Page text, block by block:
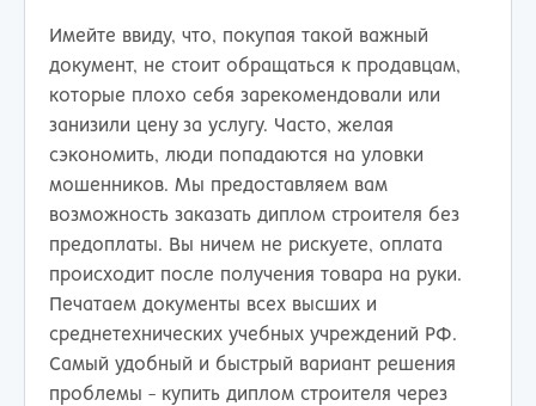
Имейте ввиду, что, покупая такой важный
документ, не стоит обращаться к продавцам,
которые плохо себя зарекомендовали или
занизили цену за услугу. Часто, желая
сэкономить, люди попадаются на уловки
мошенников. Мы предоставляем вам
возможность заказать диплом строителя без
предоплаты. Вы ничем не рискуете, оплата
происходит после получения товара на руки.
Печатаем документы всех высших и
среднетехнических учебных учреждений РФ.
Самый удобный и быстрый вариант решения
проблемы - купить диплом строителя через